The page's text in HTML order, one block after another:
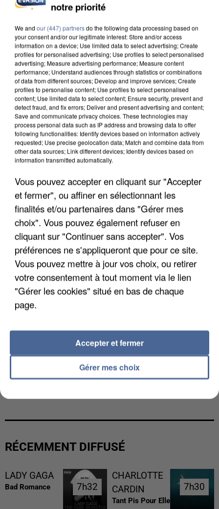
APRÈS TOUTES CES CANICULES, LES REFUGES
L’UN DES FONDATEURS SUPPOSÉS DE LA DZ
MAFIA INTERPELLÉ EN ALGÉRIE
RÉCEMMENT DIFFUSÉ
LADY GAGA
Bad Romance 7h32
7h32
CHARLOTTE
CARDIN
Tant Pis Pour Elle
7h30
7h30
notre priorité
We and our (447) partnersdo the following data processing based on
your consent and/or our legitimate interest: Store and/or access
information on a device; Use limited data to select advertising; Create
profiles for personalised advertising; Use profiles to select personalised
advertising; Measure advertising performance; Measure content
performance; Understand audiences through statistics or combinations
of data from different sources; Develop and improve services; Create
profiles to personalise content; Use profiles to select personalised
content; Use limited data to select content; Ensure security, prevent and
detect fraud, and fix errors; Deliver and present advertising and content;
Save and communicate privacy choices. These technologies may
process personal data such as IP address and browsing data to offer
following functionalities: Identify devices based on information actively
requested; Use precise geolocation data; Match and combine data from
other data sources; Link different devices; Identify devices based on
information transmitted automatically.
Vous pouvez accepter en cliquant sur "Accepter
et fermer", ou affiner en sélectionnant les
finalités et/ou partenaires dans "Gérer mes
choix". Vous pouvez également refuser en
cliquant sur "Continuer sans accepter". Vos
préférences ne s'appliqueront que pour ce site.
Vous pouvez mettre à jour vos choix, ou retirer
votre consentement à tout moment via le lien
"Gérer les cookies" situé en bas de chaque
page.
Gérer mes choix
Accepter et fermer